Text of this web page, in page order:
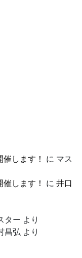
します！
に マス
します！
に 井口
ター より
昌弘 より